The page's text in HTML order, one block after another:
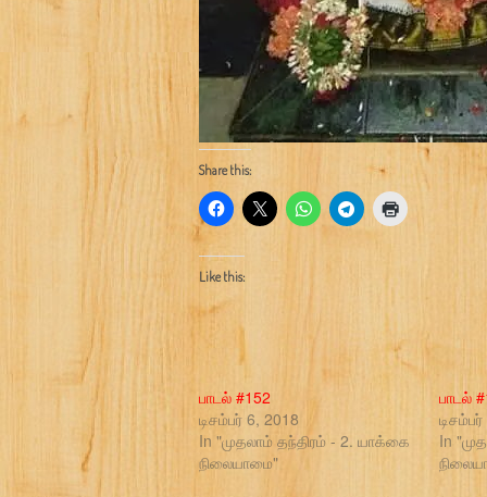
Share this:
Like this:
பாடல் #152
டிசம்பர் 6, 2018
In "முதலாம் தந்திரம் - 2. யாக்கை
நிலையாமை"
பாடல்
In